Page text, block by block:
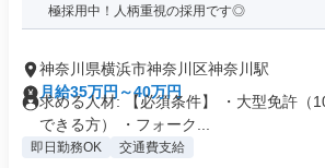
極採用中！人柄重視の採用です◎
神奈川県横浜市神奈川区神奈川駅
月給35万円～40万円
求める人材: 【必須条件】 ・大型免許（
できる方） ・フォーク...
即日勤務OK 交通費支給